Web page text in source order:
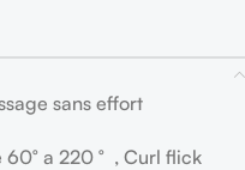
sans effort
a 220 ° , Curl flick